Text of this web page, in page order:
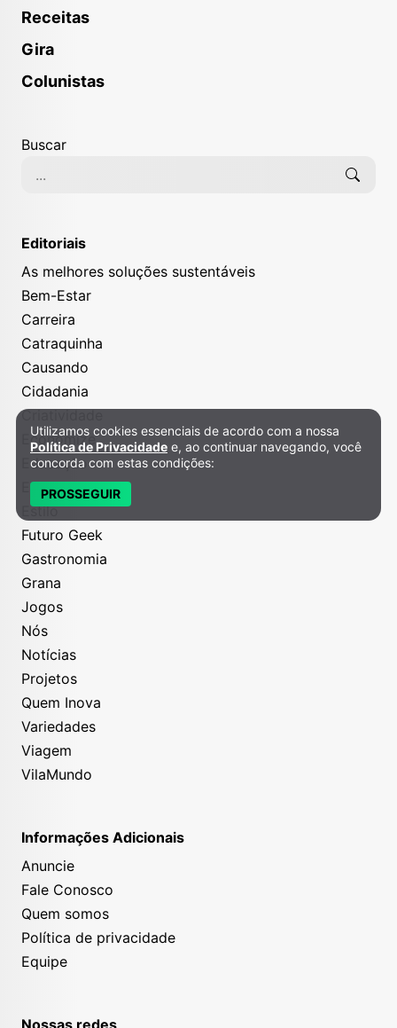
Receitas
Gira
Colunistas
Buscar
Editoriais
As melhores soluções sustentáveis
Bem-Estar
Carreira
Catraquinha
Causando
Cidadania
Criatividade
Economize
Educação
Entretenimento
Estilo
Futuro Geek
Gastronomia
Grana
Jogos
Nós
Notícias
Projetos
Quem Inova
Variedades
Viagem
VilaMundo
Informações Adicionais
Anuncie
Fale Conosco
Quem somos
Política de privacidade
Equipe
Política de Privacidade e Cookies
Utilizamos cookies essenciais de acordo com a nossa
Política de Privacidade e, ao continuar navegando, você
concorda com estas condições:
PROSSEGUIR